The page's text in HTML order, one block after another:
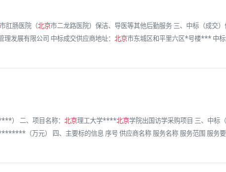
市肛肠医院（北京市二龙路医院）保洁、导医等其他后勤服务 三、中标（成
理发展有限公司 中标成交供应商地址： 北京市东城区和平里六区*号楼*** 中
） 二、项目名称： 北京理工大学****北京学院出国访学采购项目 三、中标
（万元） 四、主要标的信息 序号 供应商名称 服务名称 服务范围 服务